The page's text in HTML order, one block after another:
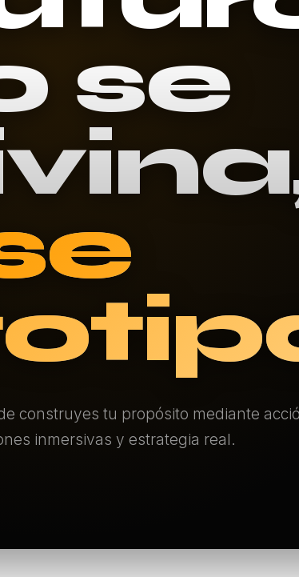
se
construyes tu propósito mediante
inmersivas y estrategia real.